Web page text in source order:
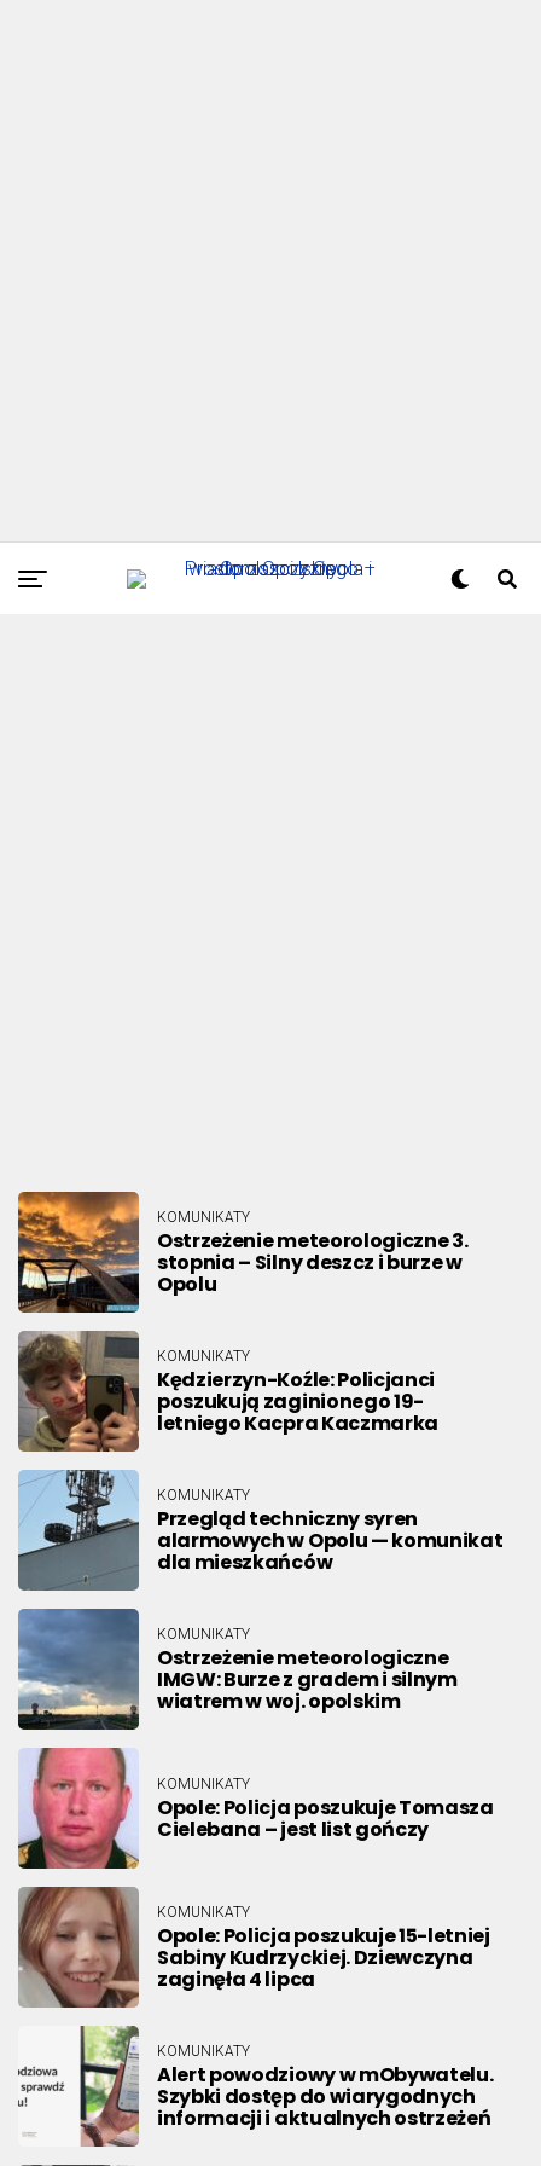
KOMUNIKATY
Ostrzeżenie meteorologiczne 3.
stopnia – Silny deszcz i burze w
Opolu
KOMUNIKATY
Kędzierzyn-Koźle: Policjanci
poszukują zaginionego 19-
letniego Kacpra Kaczmarka
KOMUNIKATY
Przegląd techniczny syren
alarmowych w Opolu — komunikat
dla mieszkańców
KOMUNIKATY
Ostrzeżenie meteorologiczne
IMGW: Burze z gradem i silnym
wiatrem w woj. opolskim
KOMUNIKATY
Opole: Policja poszukuje Tomasza
Cielebana – jest list gończy
KOMUNIKATY
Opole: Policja poszukuje 15-letniej
Sabiny Kudrzyckiej. Dziewczyna
zaginęła 4 lipca
KOMUNIKATY
Alert powodziowy w mObywatelu.
Szybki dostęp do wiarygodnych
informacji i aktualnych ostrzeżeń